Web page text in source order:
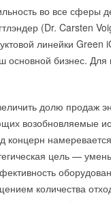
во все сферы
(Dr. Carsten
линейки Green
основной бизнес.
долю продаж
возобновляемые
концерн
цель —
количества
ТЭЦ, а с оценки
планов
топливно-
вопросу больше
необходимо
через центральные
потребления
В старом жилом
узлах жилых зданий